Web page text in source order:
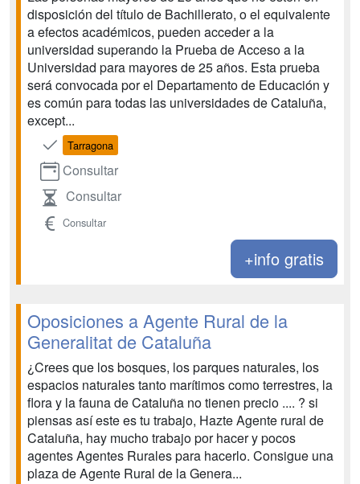
disposición del título de Bachillerato, o el equivalente
a efectos académicos, pueden acceder a la
universidad superando la Prueba de Acceso a la
Universidad para mayores de 25 años. Esta prueba
será convocada por el Departamento de Educación y
es común para todas las universidades de Cataluña,
except...
Tarragona
Consultar
Consultar
Consultar
+info gratis
Oposiciones a Agente Rural de la
Generalitat de Cataluña
¿Crees que los bosques, los parques naturales, los
espacios naturales tanto marítimos como terrestres, la
flora y la fauna de Cataluña no tienen precio .... ? si
piensas así este es tu trabajo, Hazte Agente rural de
Cataluña, hay mucho trabajo por hacer y pocos
agentes Agentes Rurales para hacerlo. Consigue una
plaza de Agente Rural de la Genera...